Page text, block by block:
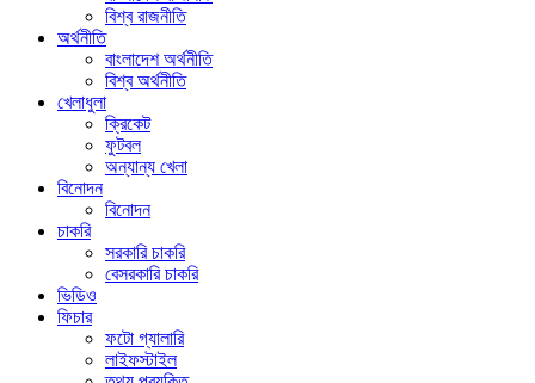
বিশ্ব রাজনীতি
অর্থনীতি
বাংলাদেশ অর্থনীতি
বিশ্ব অর্থনীতি
খেলাধুলা
ক্রিকেট
ফুটবল
অন্যান্য খেলা
বিনোদন
বিনোদন
চাকরি
সরকারি চাকরি
বেসরকারি চাকরি
ভিডিও
ফিচার
ফটো গ্যালারি
লাইফস্টাইল